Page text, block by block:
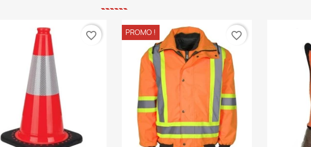
favorite_border PROMO ! favorite_border